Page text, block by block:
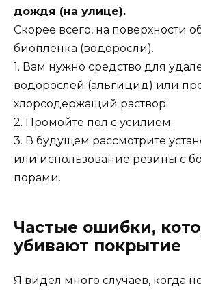
дождя (на улице).
Скорее всего, на поверхности
биопленка (водоросли).
1. Вам нужно средство для
водорослей (альгицид) или
хлорсодержащий раствор.
2. Промойте пол с усилием.
3. В будущем рассмотрите
или использование резины с
порами.
Частые ошибки,
убивают покрытие
Я видел много случаев, когда